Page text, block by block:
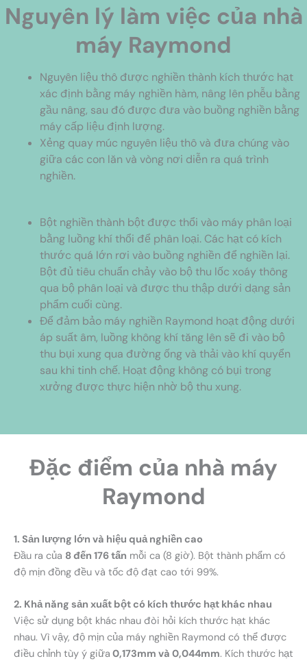
Nguyên lý làm việc của nhà
máy Raymond
Nguyên liệu thô được nghiền thành kích thước hạt
xác định bằng máy nghiền hàm, nâng lên phễu bằng
gầu nâng, sau đó được đưa vào buồng nghiền bằng
máy cấp liệu định lượng.
Xẻng quay múc nguyên liệu thô và đưa chúng vào
giữa các con lăn và vòng nơi diễn ra quá trình
nghiền.
Bột nghiền thành bột được thổi vào máy phân loại
bằng luồng khí thổi để phân loại. Các hạt có kích
thước quá lớn rơi vào buồng nghiền để nghiền lại.
Bột đủ tiêu chuẩn chảy vào bộ thu lốc xoáy thông
qua bộ phân loại và được thu thập dưới dạng sản
phẩm cuối cùng.
Để đảm bảo máy nghiền Raymond hoạt động dưới
áp suất âm, luồng không khí tăng lên sẽ đi vào bộ
thu bụi xung qua đường ống và thải vào khí quyển
sau khi tinh chế. Hoạt động không có bụi trong
xưởng được thực hiện nhờ bộ thu xung.
Đặc điểm của nhà máy
Raymond
1. Sản lượng lớn và hiệu quả nghiền cao
Đầu ra của 8 đến 176 tấn mỗi ca (8 giờ). Bột thành phẩm có
độ mịn đồng đều và tốc độ đạt cao tới 99%.
2. Khả năng sản xuất bột có kích thước hạt khác nhau
Việc sử dụng bột khác nhau đòi hỏi kích thước hạt khác
nhau. Vì vậy, độ mịn của máy nghiền Raymond có thể được
điều chỉnh tùy ý giữa 0,173mm và 0,044mm. Kích thước hạt